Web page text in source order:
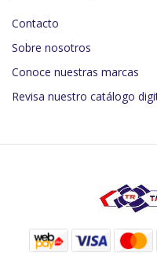
Contacto
Sobre nosotros
Conoce nuestras marcas
Revisa nuestro catálogo